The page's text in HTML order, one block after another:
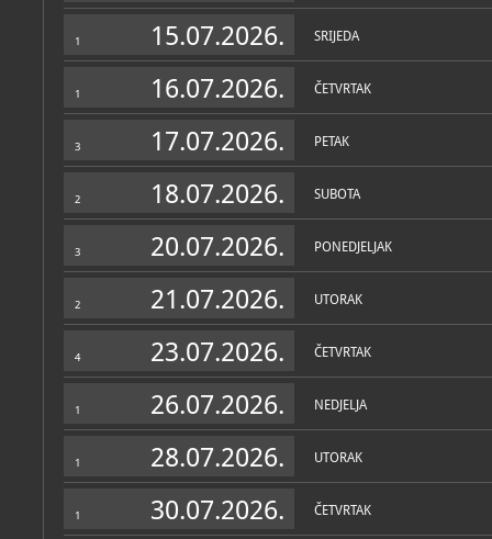
1 15.07.2026. SRIJEDA
1 16.07.2026. ČETVRTAK
3 17.07.2026. PETAK
2 18.07.2026. SUBOTA
3 20.07.2026. PONEDJELJAK
2 21.07.2026. UTORAK
4 23.07.2026. ČETVRTAK
1 26.07.2026. NEDJELJA
1 28.07.2026. UTORAK
1 30.07.2026. ČETVRTAK